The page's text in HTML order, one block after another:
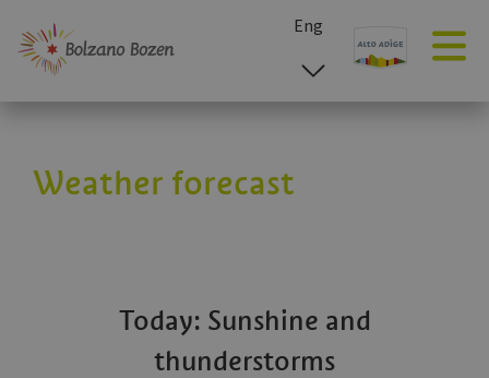
Eng
esp
ita
Weather forecast
Today: Sunshine and
thunderstorms